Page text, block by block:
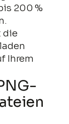
200 %
die
Ihrem